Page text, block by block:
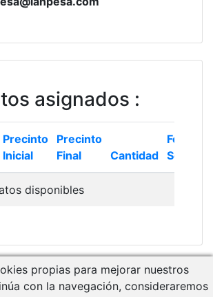
asignados :
Precinto
Inicial
Precinto
Final
Cantidad
Fecha
Solicitud
disponibles
de Usuario
Gestión
propias para mejorar nuestros
con la navegación, consideraremos